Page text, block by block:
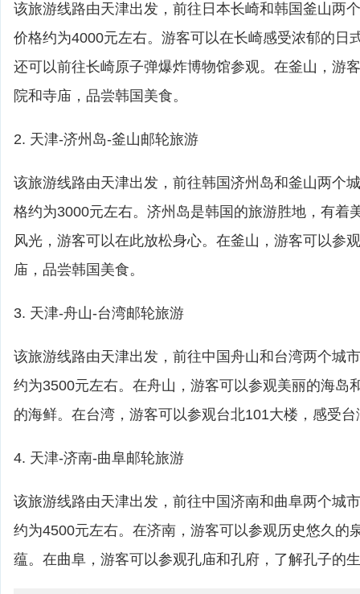
该旅游线路由天津出发，前往日本长崎和韩国釜山两
价格约为4000元左右。游客可以在长崎感受浓郁的日
还可以前往长崎原子弹爆炸博物馆参观。在釜山，游
院和寺庙，品尝韩国美食。
2. 天津-济州岛-釜山邮轮旅游
该旅游线路由天津出发，前往韩国济州岛和釜山两个
格约为3000元左右。济州岛是韩国的旅游胜地，有着
风光，游客可以在此放松身心。在釜山，游客可以参
庙，品尝韩国美食。
3. 天津-舟山-台湾邮轮旅游
该旅游线路由天津出发，前往中国舟山和台湾两个城
约为3500元左右。在舟山，游客可以参观美丽的海岛
的海鲜。在台湾，游客可以参观台北101大楼，感受
4. 天津-济南-曲阜邮轮旅游
该旅游线路由天津出发，前往中国济南和曲阜两个城
约为4500元左右。在济南，游客可以参观历史悠久的
蕴。在曲阜，游客可以参观孔庙和孔府，了解孔子的